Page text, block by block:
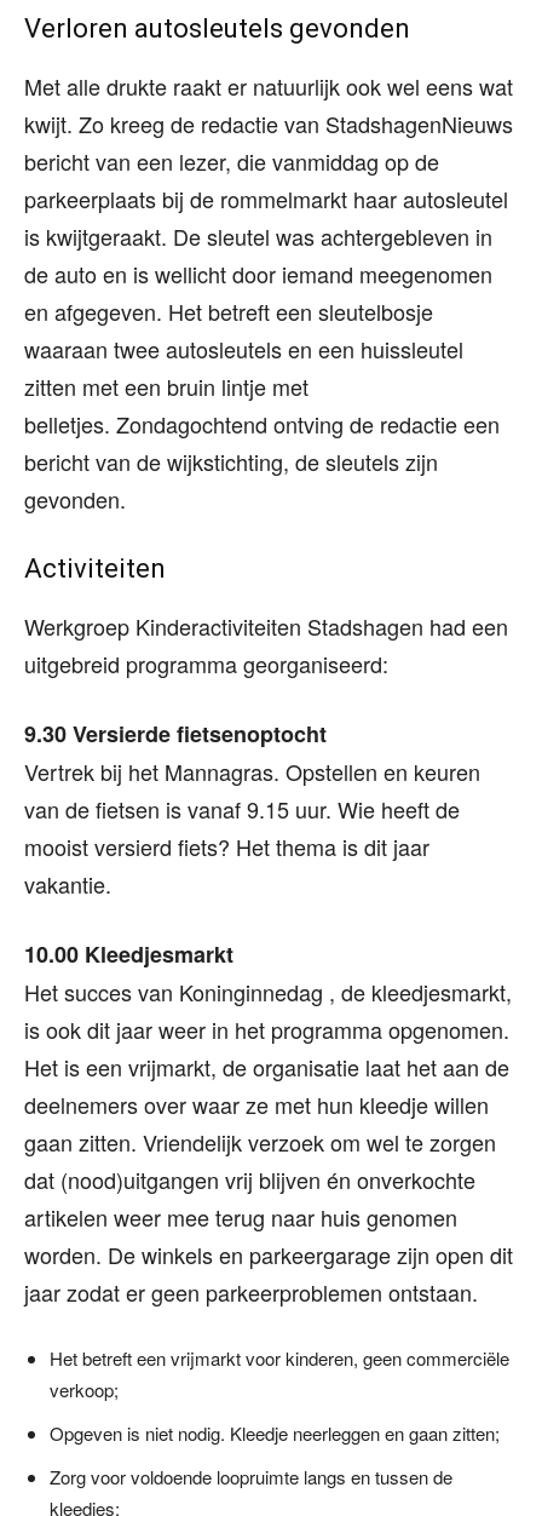
Verloren autosleutels gevonden
Met alle drukte raakt er natuurlijk ook wel eens wat
kwijt. Zo kreeg de redactie van StadshagenNieuws
bericht van een lezer, die vanmiddag op de
parkeerplaats bij de rommelmarkt haar autosleutel
is kwijtgeraakt. De sleutel was achtergebleven in
de auto en is wellicht door iemand meegenomen
en afgegeven. Het betreft een sleutelbosje
waaraan twee autosleutels en een huissleutel
zitten met een bruin lintje met
belletjes. Zondagochtend ontving de redactie een
bericht van de wijkstichting, de sleutels zijn
gevonden.
Activiteiten
Werkgroep Kinderactiviteiten Stadshagen had een
uitgebreid programma georganiseerd:
9.30 Versierde fietsenoptocht
Vertrek bij het Mannagras. Opstellen en keuren
van de fietsen is vanaf 9.15 uur. Wie heeft de
mooist versierd fiets? Het thema is dit jaar
vakantie.
10.00 Kleedjesmarkt
Het succes van Koninginnedag , de kleedjesmarkt,
is ook dit jaar weer in het programma opgenomen.
Het is een vrijmarkt, de organisatie laat het aan de
deelnemers over waar ze met hun kleedje willen
gaan zitten. Vriendelijk verzoek om wel te zorgen
dat (nood)uitgangen vrij blijven én onverkochte
artikelen weer mee terug naar huis genomen
worden. De winkels en parkeergarage zijn open dit
jaar zodat er geen parkeerproblemen ontstaan.
Het betreft een vrijmarkt voor kinderen, geen commerciële
verkoop;
Opgeven is niet nodig. Kleedje neerleggen en gaan zitten;
Zorg voor voldoende loopruimte langs en tussen de
kleedjes;